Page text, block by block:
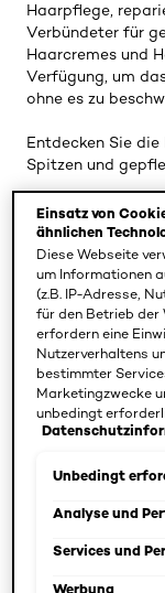
Haarpflege,
Verbündeter für
Haarcremes und
Verfügung, um
ohne es zu
Entdecken Sie
Spitzen und
Einsatz von
ähnlichen
Diese Webseite
um Informationen
(z.B. IP-Adresse,
für den Betrieb der
erfordern eine
Nutzerverhaltens
bestimmter
Marketingzwecke
unbedingt
akzeptieren") oder
ebenfalls möglich
angepasst
Unbedingt
Analyse und
Services und
Werbung